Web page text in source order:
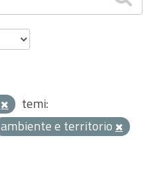
temi:
ambiente e territorio